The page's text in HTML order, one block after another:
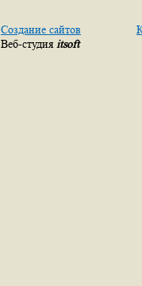
Создание сайтов
Веб-студия itsoft